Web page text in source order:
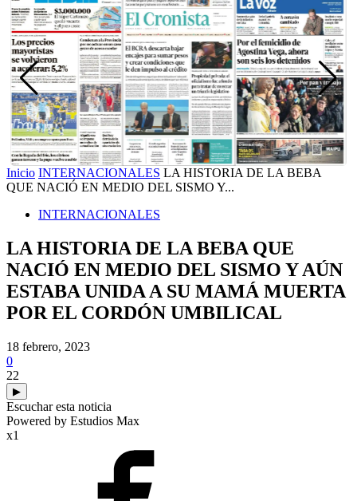
Inicio INTERNACIONALES LA HISTORIA DE LA BEBA
QUE NACIÓ EN MEDIO DEL SISMO Y...
INTERNACIONALES
LA HISTORIA DE LA BEBA QUE
NACIÓ EN MEDIO DEL SISMO Y AÚN
ESTABA UNIDA A SU MAMÁ MUERTA
POR EL CORDÓN UMBILICAL
18 febrero, 2023
0
22
▶
Escuchar esta noticia
Powered by Estudios Max
x1